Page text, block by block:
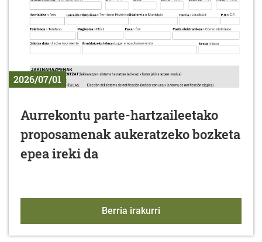
2026/07/01
Aurrekontu parte-hartzaileetako
proposamenak aukeratzeko bozketa
epea ireki da
Berria irakurri